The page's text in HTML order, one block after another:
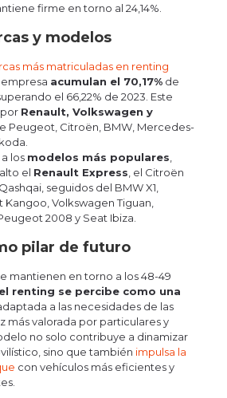
firme en torno al 24,14%.
y modelos
más matriculadas en renting
acumulan el 70,17% de
el 66,22% de 2023. Este
Renault, Volkswagen y
Peugeot, Citroën, BMW, Mercedes-
los modelos más populares
el Renault Express , el Citroën
seguidos del BMW X1,
Kangoo, Volkswagen Tiguan,
2008 y Seat Ibiza.
pilar de futuro
mantienen en torno a los 48-49
el renting se percibe como una
adaptada a las necesidades de las
más valorada por particulares y
no solo contribuye a dinamizar
sino que también impulsa la
con vehículos más eficientes y